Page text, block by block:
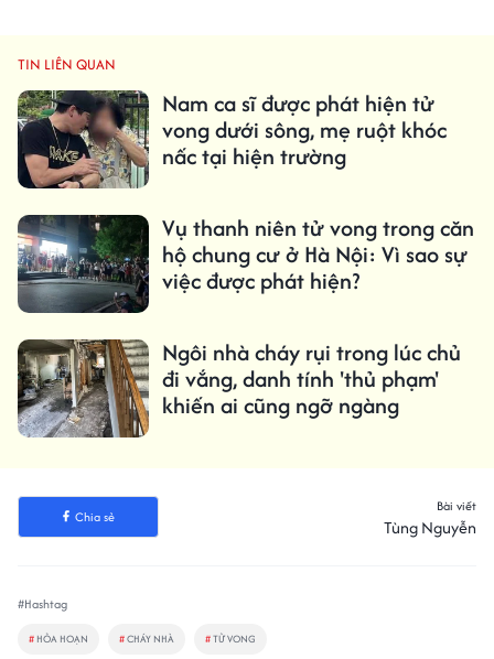
TIN LIÊN QUAN
Nam ca sĩ được phát hiện tử
vong dưới sông, mẹ ruột khóc
nấc tại hiện trường
Vụ thanh niên tử vong trong căn
hộ chung cư ở Hà Nội: Vì sao sự
việc được phát hiện?
Ngôi nhà cháy rụi trong lúc chủ
đi vắng, danh tính 'thủ phạm'
khiến ai cũng ngỡ ngàng
Chia sẻ
Bài viết
Tùng Nguyễn
#Hashtag
# HỎA HOẠN #CHÁY NHÀ #TỬ VONG